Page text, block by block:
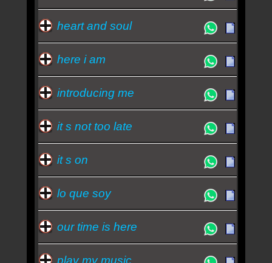
heart and soul
here i am
introducing me
it s not too late
it s on
lo que soy
our time is here
play my music